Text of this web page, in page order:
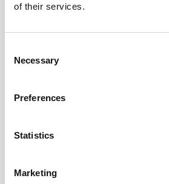
of their services.
Selection
Necessary
Preferences
Statistics
Marketing
Jobb för dig som är introvert
2025-02-20